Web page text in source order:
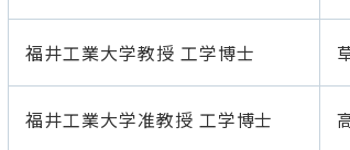
福井工業大学教授 工学博士
福井工業大学准教授 工学博士